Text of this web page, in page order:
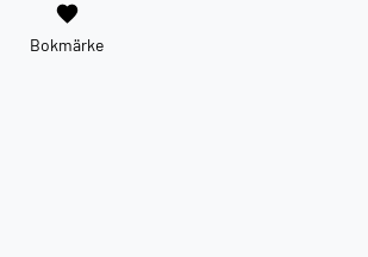
favorite
Bokmärke